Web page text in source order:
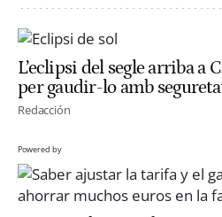
L’eclipsi del segle arriba a
per gaudir-lo amb
Redacción
Powered by